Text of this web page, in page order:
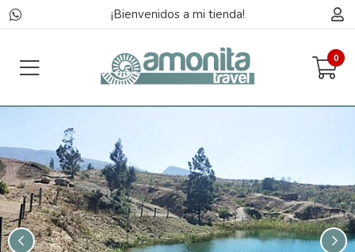
¡Bienvenidos a mi tienda!
0